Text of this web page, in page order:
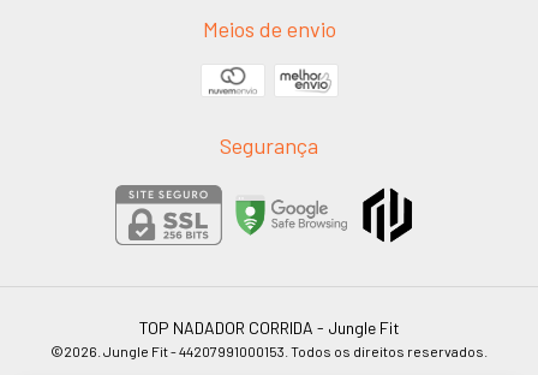
Meios de envio
Segurança
TOP NADADOR CORRIDA - Jungle Fit
©2026. Jungle Fit - 44207991000153. Todos os direitos reservados.